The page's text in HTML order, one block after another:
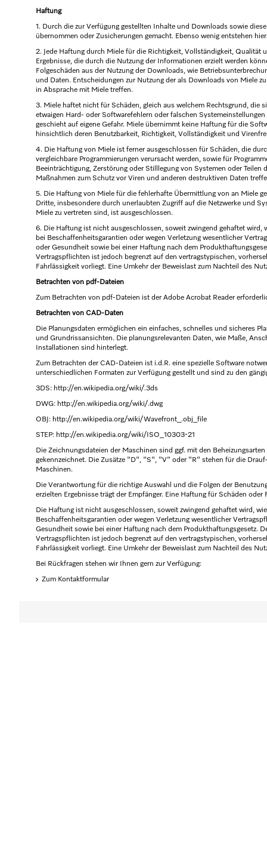
Haftung
1. Durch die zur Verfügung gestellten Inhalte und Downloads sowie
übernommen oder Zusicherungen gemacht. Ebenso wenig entstehen
2. Jede Haftung durch Miele für die Richtigkeit, Vollständigkeit, Qualität
Ergebnisse, die durch die Nutzung der Informationen erzielt werden
Folgeschäden aus der Nutzung der Downloads, wie
und Daten. Entscheidungen zur Nutzung der als Downloads von Miele
in Absprache mit Miele treffen.
3. Miele haftet nicht für Schäden, gleich aus welchem Rechtsgrund, die
etwaigen Hard- oder Softwarefehlern oder falschen
geschieht auf eigene Gefahr. Miele übernimmt keine Haftung für die
hinsichtlich deren Benutzbarkeit, Richtigkeit, Vollständigkeit
4. Die Haftung von Miele ist ferner ausgeschlossen für Schäden, die
vergleichbare Programmierungen verursacht werden, sowie für
Beeinträchtigung, Zerstörung oder Stilllegung von Systemen oder
Maßnahmen zum Schutz vor Viren und anderen destruktiven Daten
5. Die Haftung von Miele für die fehlerhafte Übermittlung von an Miele
Dritte, insbesondere durch unerlaubten Zugriff auf die Netzwerke und
Miele zu vertreten sind, ist ausgeschlossen.
6. Die Haftung ist nicht ausgeschlossen, soweit zwingend gehaftet wird,
bei Beschaffenheitsgarantien oder wegen Verletzung wesentlicher
oder Gesundheit sowie bei einer Haftung nach dem
Vertragspflichten ist jedoch begrenzt auf den vertragstypischen,
Fahrlässigkeit vorliegt. Eine Umkehr der Beweislast zum Nachteil des
Betrachten von pdf-Dateien
Zum Betrachten von pdf-Dateien ist der Adobe Acrobat Reader
Betrachten von CAD-Daten
Die Planungsdaten ermöglichen ein einfaches, schnelles und sicheres
und Grundrissansichten. Die planungsrelevanten Daten, wie Maße,
Installationen sind hinterlegt.
Zum Betrachten der CAD-Dateien ist i.d.R. eine spezielle Software
unterschiedlichen Formaten zur Verfügung gestellt und sind zu den
3DS: http://en.wikipedia.org/wiki/.3ds
DWG: http://en.wikipedia.org/wiki/.dwg
OBJ: http://en.wikipedia.org/wiki/Wavefront_.obj_file
STEP: http://en.wikipedia.org/wiki/ISO_10303-21
Die Zeichnungsdateien der Maschinen sind ggf. mit den
gekennzeichnet. Die Zusätze "D", "S", "V" oder "R" stehen für die
Maschinen.
Die Verantwortung für die richtige Auswahl und die Folgen der
erzielten Ergebnisse trägt der Empfänger. Eine Haftung für Schäden
Die Haftung ist nicht ausgeschlossen, soweit zwingend gehaftet wird,
Beschaffenheitsgarantien oder wegen Verletzung wesentlicher
Gesundheit sowie bei einer Haftung nach dem Produkthaftungsgesetz.
Vertragspflichten ist jedoch begrenzt auf den vertragstypischen,
Fahrlässigkeit vorliegt. Eine Umkehr der Beweislast zum Nachteil des
Bei Rückfragen stehen wir Ihnen gern zur Verfügung:
Zum Kontaktformular